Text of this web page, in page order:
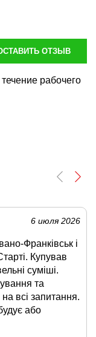
ОТЗЫВ
рабочего
6 июля 2026
Франківськ і
Купував
суміші.
та
на всі запитання.
або